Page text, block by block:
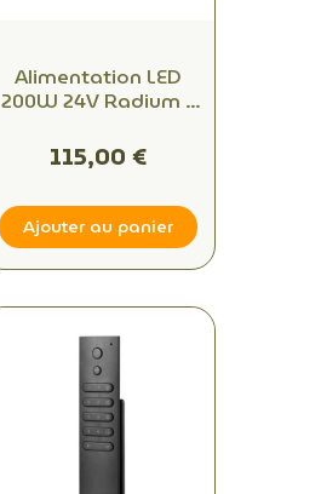
Alimentation LED
200W 24V Radium –
câbler – Pour usage
pro
115,00 €
Ajouter au panier